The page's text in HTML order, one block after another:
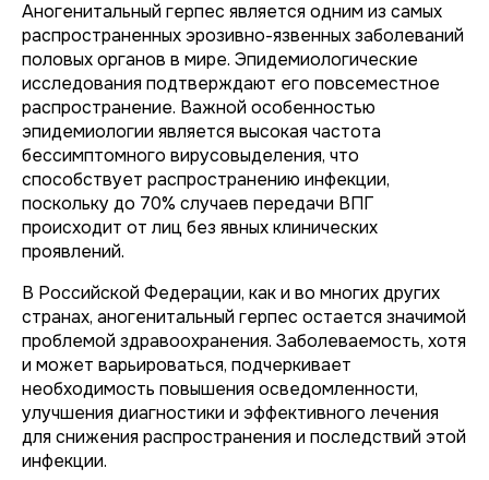
Аногенитальный герпес является одним из самых
распространенных эрозивно-язвенных заболеваний
половых органов в мире. Эпидемиологические
исследования подтверждают его повсеместное
распространение. Важной особенностью
эпидемиологии является высокая частота
бессимптомного вирусовыделения, что
способствует распространению инфекции,
поскольку до 70% случаев передачи ВПГ
происходит от лиц без явных клинических
проявлений.
В Российской Федерации, как и во многих других
странах, аногенитальный герпес остается значимой
проблемой здравоохранения. Заболеваемость, хотя
и может варьироваться, подчеркивает
необходимость повышения осведомленности,
улучшения диагностики и эффективного лечения
для снижения распространения и последствий этой
инфекции.